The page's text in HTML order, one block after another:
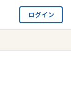
ログイン